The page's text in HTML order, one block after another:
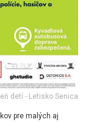
detí - Letisko Senica
pre malých aj